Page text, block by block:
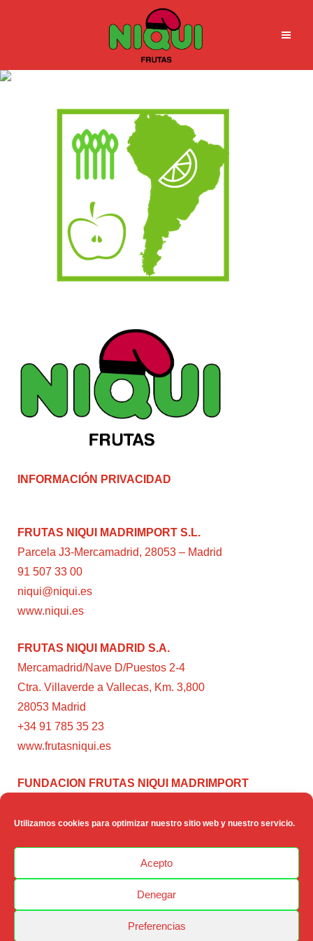
Utilizamos cookies para optimizar nuestro sitio web y nuestro servicio.
Acepto
Denegar
Preferencias
INFORMACIÓN PRIVACIDAD
FRUTAS NIQUI MADRIMPORT S.L.
Parcela J3-Mercamadrid, 28053 – Madrid
91 507 33 00
niqui@niqui.es
www.niqui.es
FRUTAS NIQUI MADRID S.A.
Mercamadrid/Nave D/Puestos 2-4
Ctra. Villaverde a Vallecas, Km. 3,800
28053 Madrid
+34 91 785 35 23
www.frutasniqui.es
FUNDACION FRUTAS NIQUI MADRIMPORT
28224 – Pozuelo de Alarcón (Madrid)